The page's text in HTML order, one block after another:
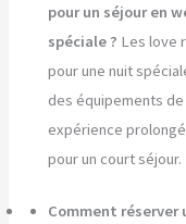
pour un séjour en
spéciale ? Les love
pour une nuit
des équipements
expérience
pour un court séjour.
Comment réserver